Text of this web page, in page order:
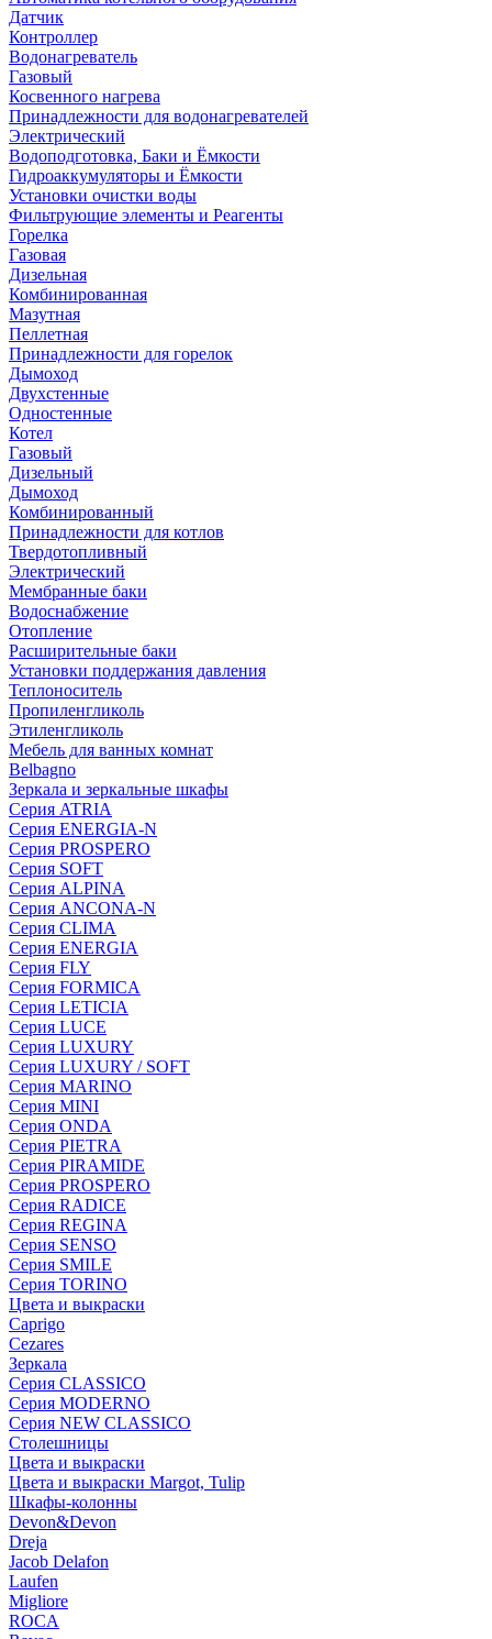
Датчик
Контроллер
Водонагреватель
Газовый
Косвенного нагрева
Принадлежности для водонагревателей
Электрический
Водоподготовка, Баки и Ёмкости
Гидроаккумуляторы и Ёмкости
Установки очистки воды
Фильтрующие элементы и Реагенты
Горелка
Газовая
Дизельная
Комбинированная
Мазутная
Пеллетная
Принадлежности для горелок
Дымоход
Двухстенные
Одностенные
Котел
Газовый
Дизельный
Дымоход
Комбинированный
Принадлежности для котлов
Твердотопливный
Электрический
Мембранные баки
Водоснабжение
Отопление
Расширительные баки
Установки поддержания давления
Теплоноситель
Пропиленгликоль
Этиленгликоль
Мебель для ванных комнат
Belbagno
Зеркала и зеркальные шкафы
Серия ATRIA
Серия ENERGIA-N
Серия PROSPERO
Серия SOFT
Серия ALPINA
Серия ANCONA-N
Серия CLIMA
Серия ENERGIA
Серия FLY
Серия FORMICA
Серия LETICIA
Серия LUCE
Серия LUXURY
Серия LUXURY / SOFT
Серия MARINO
Серия MINI
Серия ONDA
Серия PIETRA
Серия PIRAMIDE
Серия PROSPERO
Серия RADICE
Серия REGINA
Серия SENSO
Серия SMILE
Серия TORINO
Цвета и выкраски
Caprigo
Cezares
Зеркала
Серия CLASSICO
Серия MODERNO
Серия NEW CLASSICO
Столешницы
Цвета и выкраски
Цвета и выкраски Margot, Tulip
Шкафы-колонны
Devon&Devon
Dreja
Jacob Delafon
Laufen
Migliore
ROCA